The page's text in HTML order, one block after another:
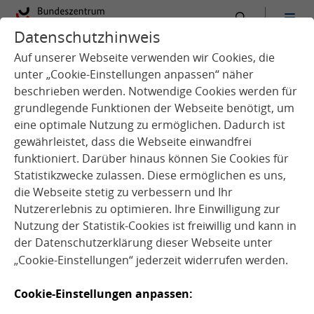
Datenschutzhinweis
Auf unserer Webseite verwenden wir Cookies, die
unter „Cookie-Einstellungen anpassen“ näher
beschrieben werden. Notwendige Cookies werden für
grundlegende Funktionen der Webseite benötigt, um
eine optimale Nutzung zu ermöglichen. Dadurch ist
gewährleistet, dass die Webseite einwandfrei
funktioniert. Darüber hinaus können Sie Cookies für
Statistikzwecke zulassen. Diese ermöglichen es uns,
die Webseite stetig zu verbessern und Ihr
Nutzererlebnis zu optimieren. Ihre Einwilligung zur
Nutzung der Statistik-Cookies ist freiwillig und kann in
der Datenschutzerklärung dieser Webseite unter
„Cookie-Einstellungen“ jederzeit widerrufen werden.
Cookie-Einstellungen anpassen:
:
05.06.2023